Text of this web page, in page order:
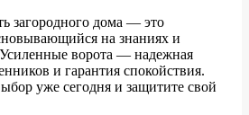
загородного дома — это
на знаниях и
ворота — надежная
и гарантия спокойствия.
уже сегодня и защитите свой